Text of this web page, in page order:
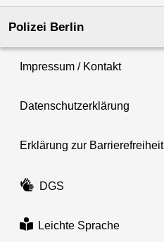
Polizei Berlin
Impressum / Kontakt
Datenschutzerklärung
Erklärung zur Barrierefreiheit
DGS
Leichte Sprache